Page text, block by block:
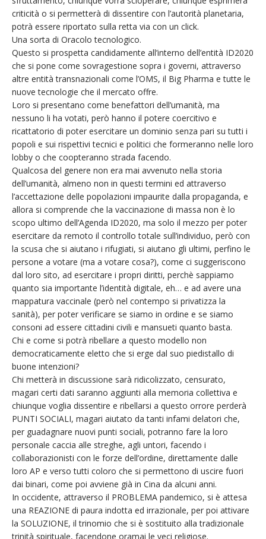
criticità o si permetterà di dissentire con l’autorità planetaria,
potrà essere riportato sulla retta via con un click.
Una sorta di Oracolo tecnologico.
Questo si prospetta candidamente all’interno dell’entità ID2020
che si pone come sovragestione sopra i governi, attraverso
altre entità transnazionali come l’OMS, il Big Pharma e tutte le
nuove tecnologie che il mercato offre.
Loro si presentano come benefattori dell’umanità, ma
nessuno li ha votati, però hanno il potere coercitivo e
ricattatorio di poter esercitare un dominio senza pari su tutti i
popoli e sui rispettivi tecnici e politici che formeranno nelle loro
lobby o che coopteranno strada facendo.
Qualcosa del genere non era mai avvenuto nella storia
dell’umanità, almeno non in questi termini ed attraverso
l’accettazione delle popolazioni impaurite dalla propaganda, e
allora si comprende che la vaccinazione di massa non è lo
scopo ultimo dell’Agenda ID2020, ma solo il mezzo per poter
esercitare da remoto il controllo totale sull’individuo, però con
la scusa che si aiutano i rifugiati, si aiutano gli ultimi, perfino le
persone a votare (ma a votare cosa?), come ci suggeriscono
dal loro sito, ad esercitare i propri diritti, perchè sappiamo
quanto sia importante l’identità digitale, eh… e ad avere una
mappatura vaccinale (però nel contempo si privatizza la
sanità), per poter verificare se siamo in ordine e se siamo
consoni ad essere cittadini civili e mansueti quanto basta.
Chi e come si potrà ribellare a questo modello non
democraticamente eletto che si erge dal suo piedistallo di
buone intenzioni?
Chi metterà in discussione sarà ridicolizzato, censurato,
magari certi dati saranno aggiunti alla memoria collettiva e
chiunque voglia dissentire e ribellarsi a questo orrore perderà
PUNTI SOCIALI, magari aiutato da tanti infami delatori che,
per guadagnare nuovi punti sociali, potranno fare la loro
personale caccia alle streghe, agli untori, facendo i
collaborazionisti con le forze dell’ordine, direttamente dalle
loro AP e verso tutti coloro che si permettono di uscire fuori
dai binari, come poi avviene già in Cina da alcuni anni.
In occidente, attraverso il PROBLEMA pandemico, si è attesa
una REAZIONE di paura indotta ed irrazionale, per poi attivare
la SOLUZIONE, il trinomio che si è sostituito alla tradizionale
trinità spirituale, facendone oramai le veci religiose.